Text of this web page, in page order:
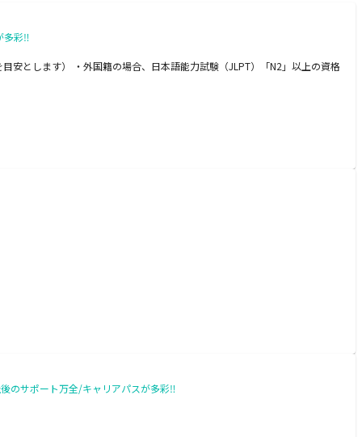
多彩‼
安とします） ・外国籍の場合、日本語能力試験（JLPT）「N2」以上の資格
のサポート万全/キャリアパスが多彩‼